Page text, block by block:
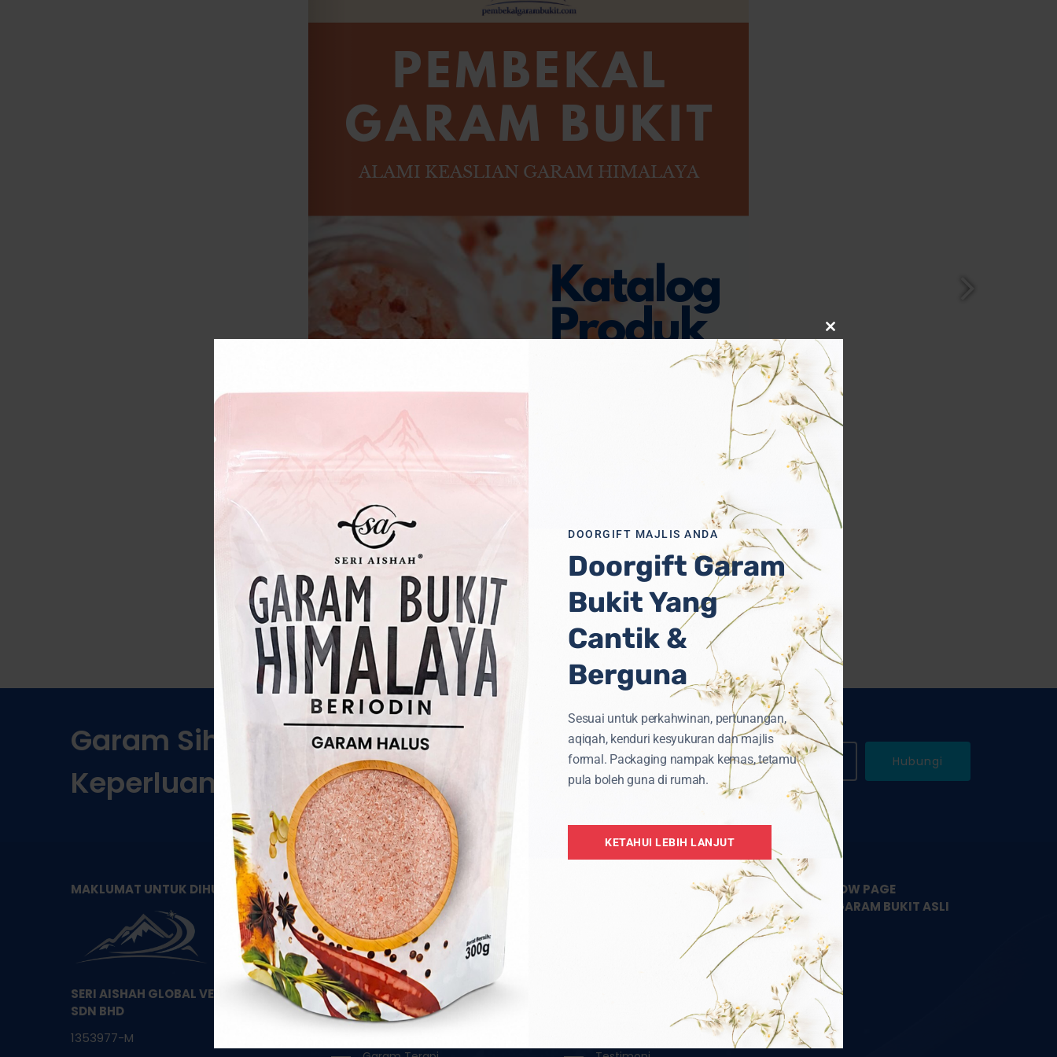
1/68
Garam Sihat BerkualitiUntuk
Semua
Keperluan!
WhatsApp Kami Hubungi
MAKLUMAT UNTUK DIHUBUNGI
SERI AISHAH GLOBAL VENTURES
SDN BHD
1353977-M
KATEGORI PRODUK
Aksesori
Borong
Garam Hitam / Kristal
Garam Ketul / Jilatan
Garam Runcit
LIKE & FOLLOW PAGE
PEMBEKAL GARAM BUKIT ASLI
HIMALAYA
module
DOORGIFT MAJLIS ANDA
Doorgift Garam
Bukit Yang
Cantik &
Berguna
Sesuai untuk perkahwinan, pertunangan,
aqiqah, kenduri kesyukuran dan majlis
formal. Packaging nampak kemas, tetamu
pula boleh guna di rumah.
KETAHUI LEBIH LANJUT